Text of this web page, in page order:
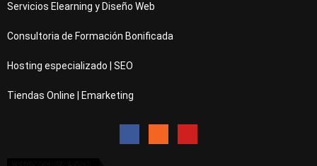
Servicios Elearning y Diseño Web
Consultoria de Formación Bonificada
Hosting especializado | SEO
Tiendas Online | Emarketing